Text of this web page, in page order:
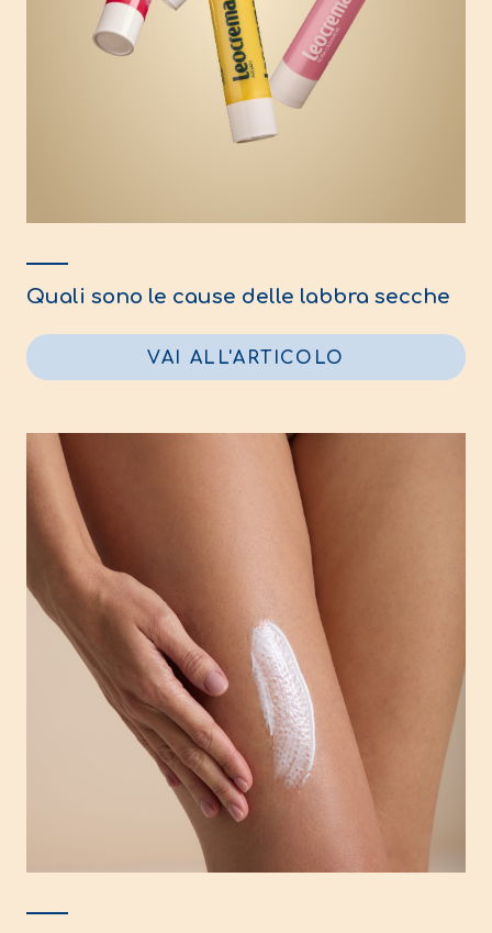
Quali sono le cause delle labbra secche
VAI ALL'ARTICOLO